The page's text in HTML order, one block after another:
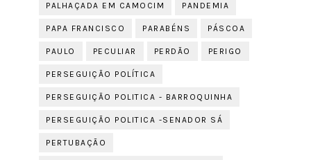
PALHAÇADA EM CAMOCIM PANDEMIA
PAPA FRANCISCO PARABÉNS PÁSCOA
PAULO PECULIAR PERDÃO PERIGO
PERSEGUIÇÃO POLÍTICA
PERSEGUIÇÃO POLITICA - BARROQUINHA
PERSEGUIÇÃO POLITICA -SENADOR SÁ
PERTUBAÇÃO